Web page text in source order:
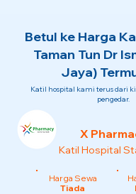
Betul ke Harga
Taman Tun Dr
Jaya)
Katil hospital kami terus dari
pengedar.
X
Katil Hospital
Harga Sewa
Tiada